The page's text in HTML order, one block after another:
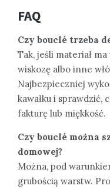
FAQ
Czy bouclé trzeba
Tak, jeśli materiał ma
wiskozę albo inne
Najbezpieczniej
kawałku i sprawdzić,
fakturę lub miękkość.
Czy bouclé można
domowej?
Można, pod
grubością warstw.